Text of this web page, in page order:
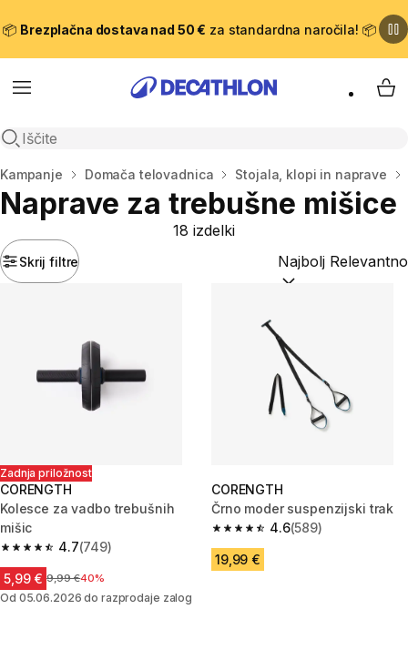
📦 Brezplačna dostava nad 50 € za standardna naročila! 📦
Meni
Odpri iskanje
Domov
Kampanje Domača telovadnica Stojala, klopi in naprave
Naprave za trebušne mišice
Skrij filtre
18 izdelki
Razvrsti po:
Zadnja priložnost
CORENGTH
Kolesce za vadbo trebušnih
mišic
4.7
4.7 od 5 zvezdic from 749 ocene
(749)
5,99 € Cena pred znižanjem
9,99 €40%
Od 05.06.2026 do razprodaje zalog
CORENGTH
Črno moder suspenzijski trak
4.6
4.6 od 5 zvezdic from 589
(589)
19,99 €